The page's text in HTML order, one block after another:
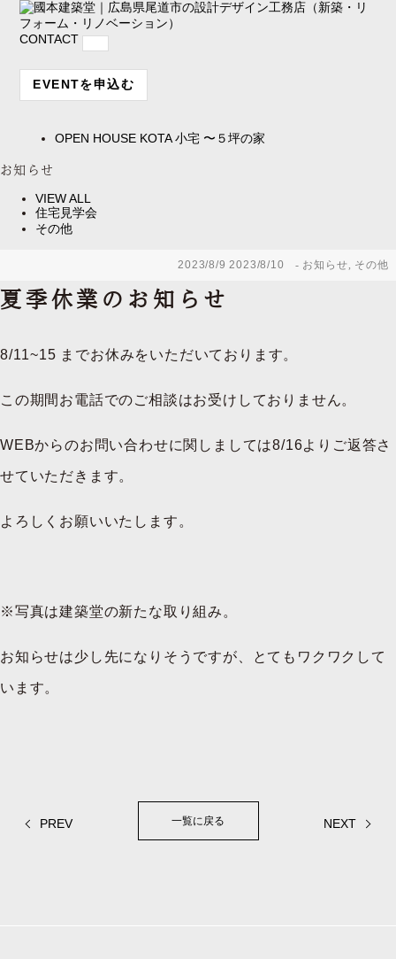
CONTACT
EVENTを申込む
OPEN HOUSE KOTA 小宅 〜５坪の家
お知らせ
VIEW ALL
住宅見学会
その他
2023/8/9 2023/8/10 お知らせ, その他
夏季休業のお知らせ
8/11~15 までお休みをいただいております。
この期間お電話でのご相談はお受けしておりません。
WEBからのお問い合わせに関しましては8/16よりご返答さ
せていただきます。
よろしくお願いいたします。
※写真は建築堂の新たな取り組み。
お知らせは少し先になりそうですが、とてもワクワクして
います。
PREV NEXT
一覧に戻る